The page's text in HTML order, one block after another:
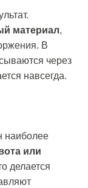
материал,
В
через
навсегда.
наиболее
или
делается